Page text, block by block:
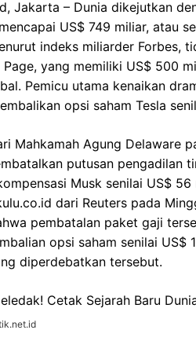
Jakarta – Dunia dikejutkan
US$ 749 miliar, atau
indeks miliarder Forbes,
yang memiliki US$ 500
Pemicu utama kenaikan
opsi saham Tesla
Mahkamah Agung Delaware
putusan pengadilan
Musk senilai US$
dari Reuters pada
pembatalan paket gaji
opsi saham senilai
diperdebatkan tersebut.